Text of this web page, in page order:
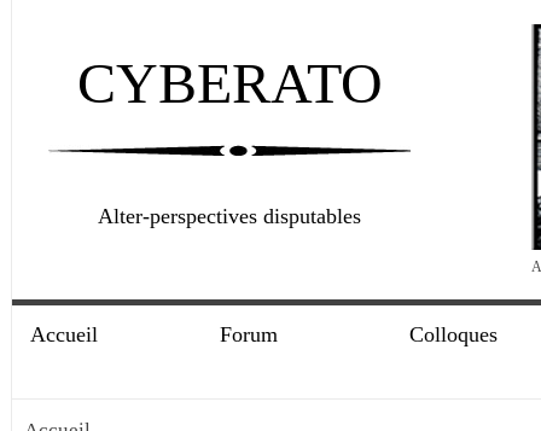
CYBERATO
Alter-perspectives disputables
Accueil Forum Colloques